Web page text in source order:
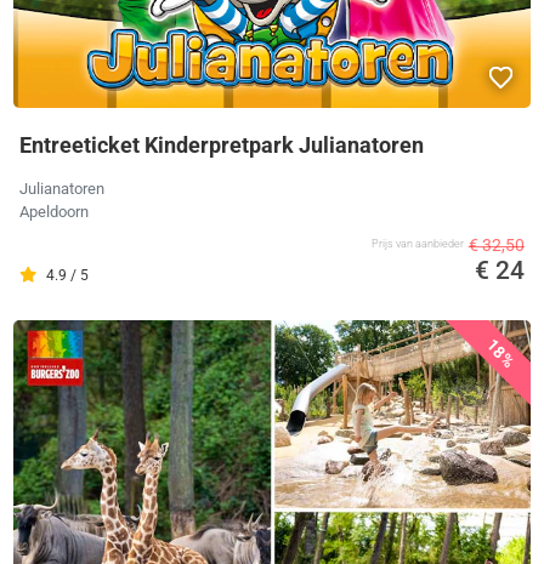
Entreeticket Kinderpretpark Julianatoren
Julianatoren
Apeldoorn
4.9 / 5
Prijs van aanbieder € 32,50
€ 24
18%